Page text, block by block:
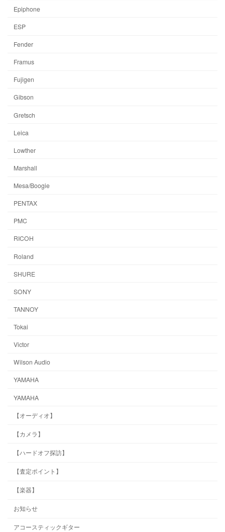
Epiphone
ESP
Fender
Framus
Fujigen
Gibson
Gretsch
Leica
Lowther
Marshall
Mesa/Boogie
PENTAX
PMC
RICOH
Roland
SHURE
SONY
TANNOY
Tokai
Victor
Wilson Audio
YAMAHA
YAMAHA
【オーディオ】
【カメラ】
【ハードオフ探訪】
【査定ポイント】
【楽器】
お知らせ
アコースティックギター